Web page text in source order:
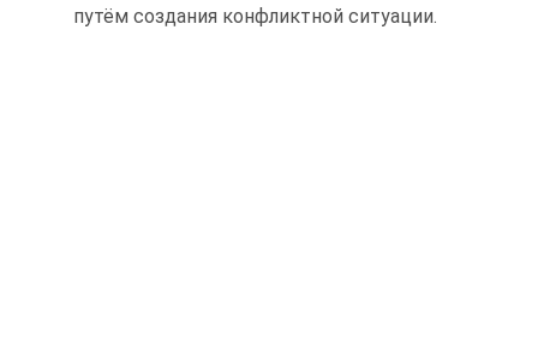
путём создания конфликтной ситуации.